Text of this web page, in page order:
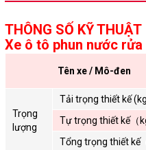
THÔNG SỐ KỸ THUẬT
Xe ô tô phun nước
Tên xe / Mô-đen
Trọng
lượng
Tải trọng thiết kế
Tự trọng thiết kế（
Tổng trọng thiết kế